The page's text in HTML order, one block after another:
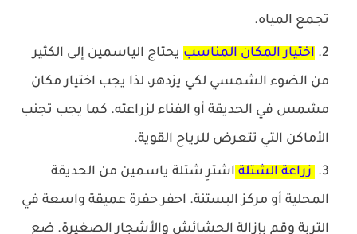
تجمع المياه.
اختيار المكان المناسب يحتاج الياسمين إلى الكثير
من الضوء الشمسي لكي يزدهر، لذا يجب اختيار مكان
مشمس في الحديقة أو الفناء لزراعته. كما يجب تجنب
الأماكن التي تتعرض للرياح القوية.
زراعة الشتلة اشترِ شتلة ياسمين من الحديقة
المحلية أو مركز البستنة. احفر حفرة عميقة واسعة في
التربة وقم بإزالة الحشائش والأشجار الصغيرة. ضع